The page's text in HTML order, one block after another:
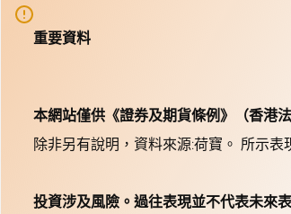
重要資料
本網站僅供《證券及期貨條例》（香港
除非另有說明，資料來源:荷寶。 所示
投資涉及風險。過往表現並不代表未來